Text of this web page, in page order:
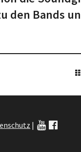
Bands
|